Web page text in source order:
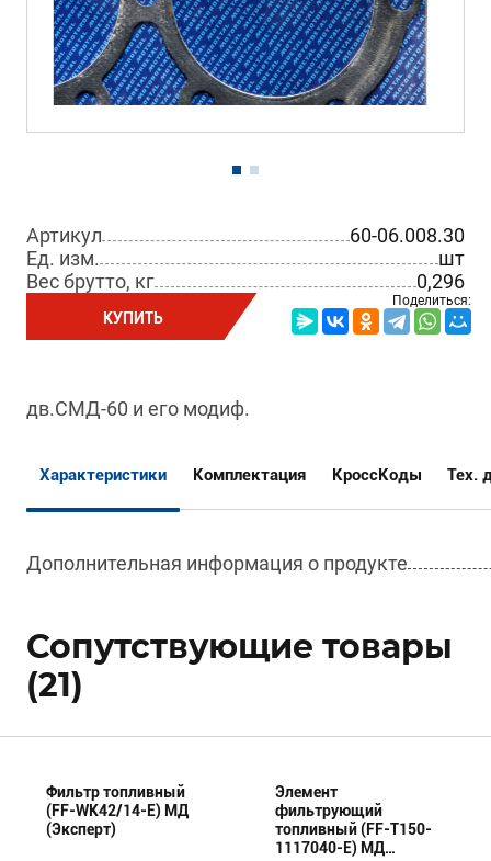
Артикул
60-06.008.30
Ед. изм.
шт
Вес брутто, кг
0,296
КУПИТЬ
Поделиться:
дв.СМД-60 и его модиф.
Характеристики Комплектация КроссКоды Тех.
Дополнительная информация о продукте
Сопутствующие товары
(21)
Фильтр топливный
(FF-WK42/14-E) МД
(Эксперт)
Элемент
фильтрующий
топливный (FF-Т150-
1117040-E) МД